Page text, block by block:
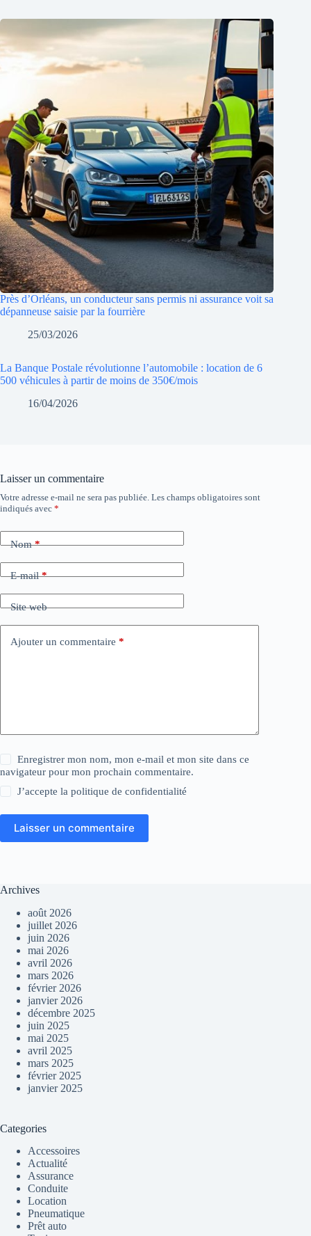
Près d’Orléans, un conducteur sans permis ni assurance voit sa
dépanneuse saisie par la fourrière
25/03/2026
La Banque Postale révolutionne l’automobile : location de 6
500 véhicules à partir de moins de 350€/mois
16/04/2026
Laisser un commentaire
Votre adresse e-mail ne sera pas publiée. Les champs obligatoires sont
indiqués avec *
Nom*
E-mail*
Site web
Ajouter un commentaire *
Enregistrer mon nom, mon e-mail et mon site dans ce
navigateur pour mon prochain commentaire.
J’accepte lapolitique de confidentialité
Laisser un commentaire
Archives
août 2026
juillet 2026
juin 2026
mai 2026
avril 2026
mars 2026
février 2026
janvier 2026
décembre 2025
juin 2025
mai 2025
avril 2025
mars 2025
février 2025
janvier 2025
Categories
Accessoires
Actualité
Assurance
Conduite
Location
Pneumatique
Prêt auto